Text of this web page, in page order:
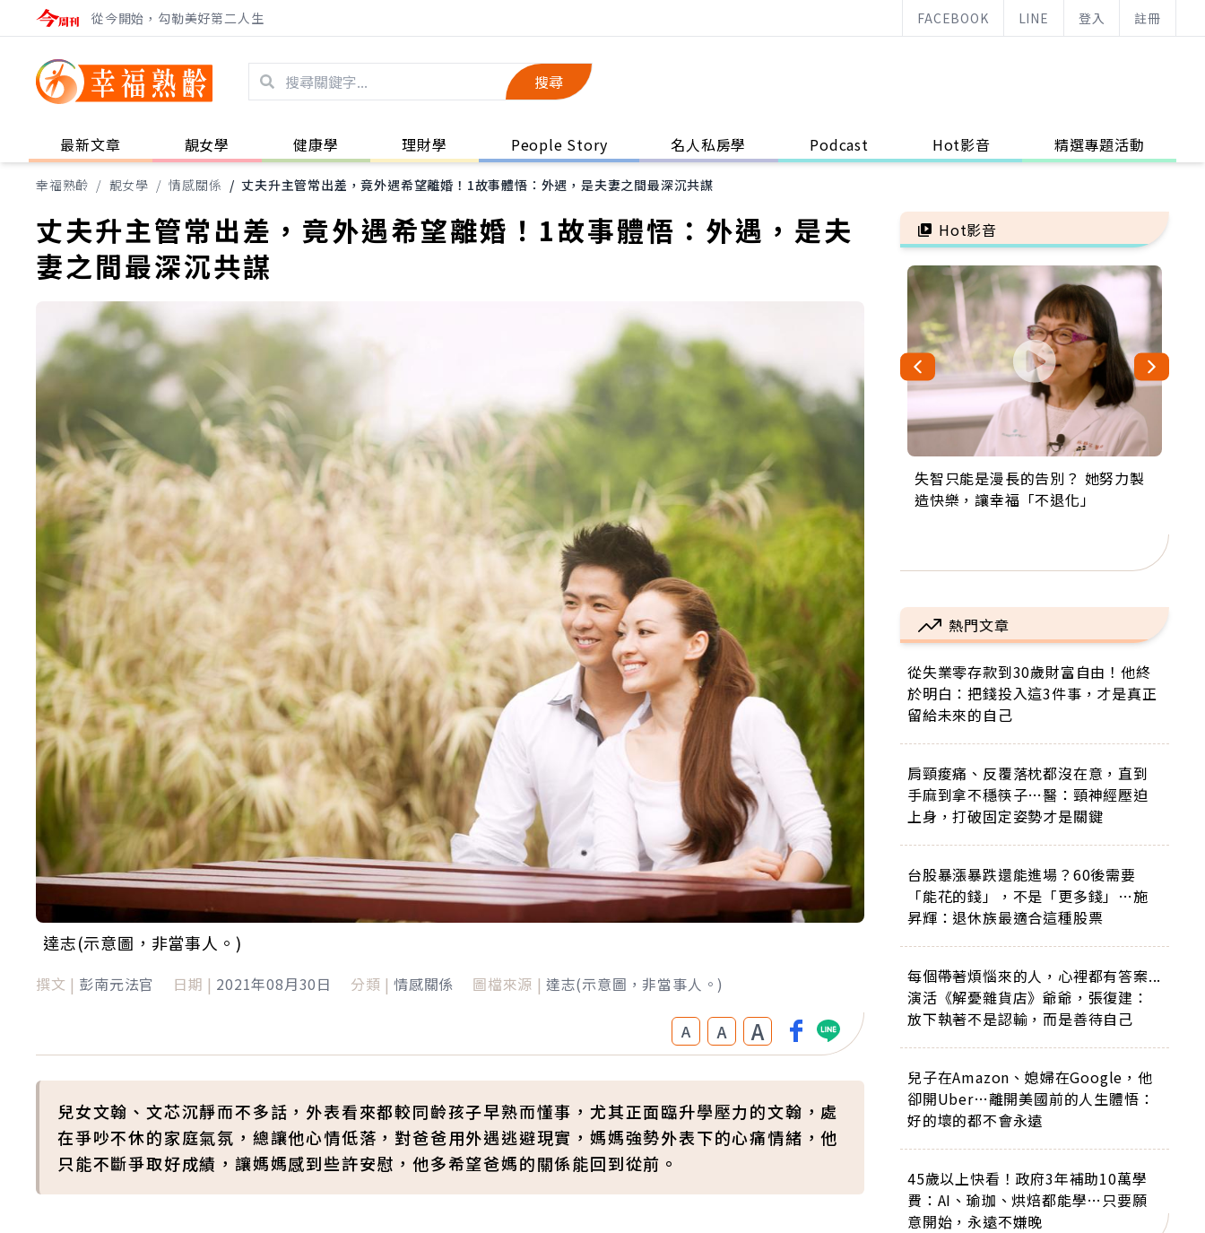
從今開始，勾勒美好第二人生 FACEBOOK LINE 登入 註冊
搜尋
最新文章 靚女學 健康學 理財學 People Story 名人私房學 Podcast Hot影音 精選專題活動
幸福熟齡 / 靚女學 / 情感關係 / 丈夫升主管常出差，竟外遇希望離婚！1故事體悟：外遇，是夫妻之間最深沉共謀
丈夫升主管常出差，竟外遇希望離婚！1故事體悟：外遇，是夫
妻之間最深沉共謀
達志(示意圖，非當事人。)
撰文 | 彭南元法官 日期 | 2021年08月30日 分類 | 情感關係 圖檔來源 | 達志(示意圖，非當事人。)
A A A
兒女文翰、文芯沉靜而不多話，外表看來都較同齡孩子早熟而懂事，尤其正面臨升學壓力的文翰，處
在爭吵不休的家庭氣氛，總讓他心情低落，對爸爸用外遇逃避現實，媽媽強勢外表下的心痛情緒，他
只能不斷爭取好成績，讓媽媽感到些許安慰，他多希望爸媽的關係能回到從前。
Hot影音
失智只能是漫長的告別？ 她努力製
造快樂，讓幸福「不退化」
來自剛果的巧克力神父 為台灣奉獻
36年 「台灣是我的家，我連作夢都
63歲卸矽谷副總、搬回台灣找快
樂！「蛋黃哥小丑」走進安養院，
104歲打破金氏世界紀錄 成為全球
最年長羽球選手，分享長壽的秘密
事業巔峰他選擇追夢…黑手阿伯拉
小提琴還登上小巨蛋！連CNN都大
熱門文章
從失業零存款到30歲財富自由！他終
於明白：把錢投入這3件事，才是真正
留給未來的自己
肩頸痠痛、反覆落枕都沒在意，直到
手麻到拿不穩筷子…醫：頸神經壓迫
上身，打破固定姿勢才是關鍵
台股暴漲暴跌還能進場？60後需要
「能花的錢」，不是「更多錢」…施
昇輝：退休族最適合這種股票
每個帶著煩惱來的人，心裡都有答案...
演活《解憂雜貨店》爺爺，張復建：
放下執著不是認輸，而是善待自己
兒子在Amazon、媳婦在Google，他
卻開Uber…離開美國前的人生體悟：
好的壞的都不會永遠
45歲以上快看！政府3年補助10萬學
費：AI、瑜珈、烘焙都能學…只要願
意開始，永遠不嫌晚